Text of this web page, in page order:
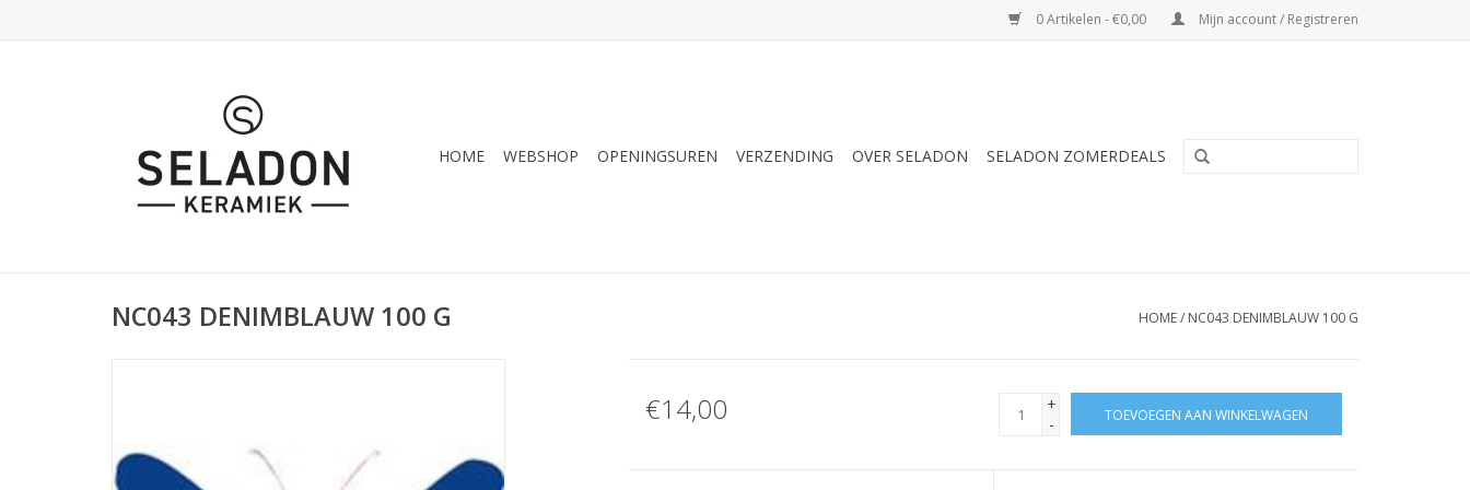
0 Artikelen - €0,00 Mijn account / Registreren
HOME WEBSHOP OPENINGSUREN VERZENDING OVER SELADON SELADON ZOMERDEALS
NC043 DENIMBLAUW 100 G HOME/ NC043 DENIMBLAUW 100 G
€14,00
+
-
TOEVOEGEN AAN WINKELWAGEN